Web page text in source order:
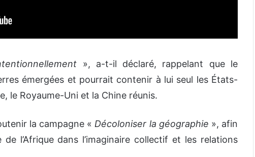
», a-t-il déclaré, rappelant que le
émergées et pourrait contenir à lui seul les États-
le Royaume-Uni et la Chine réunis.
la campagne « Décoloniser la géographie », afin
l’Afrique dans l’imaginaire collectif et les relations